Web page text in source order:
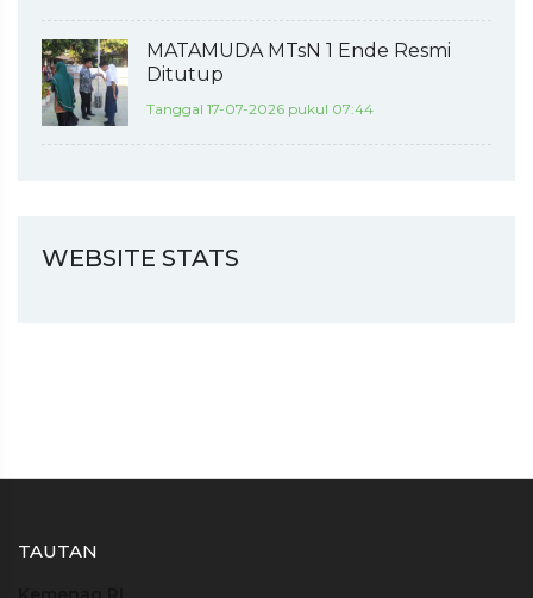
MATAMUDA MTsN 1 Ende Resmi
Ditutup
Tanggal 17-07-2026 pukul 07:44
WEBSITE STATS
TAUTAN